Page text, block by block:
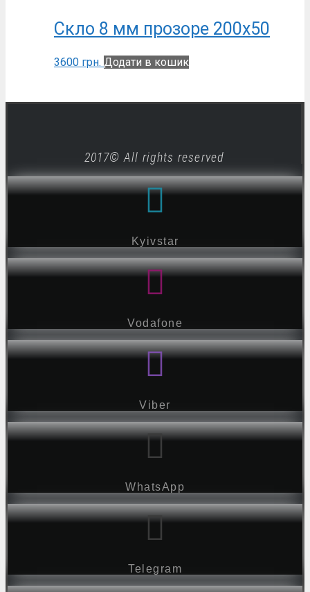
Скло 8 мм прозоре 200х50
3600 грн. Додати в кошик
2017© All rights reserved
Kyivstar
Vodafone
Viber
WhatsApp
Telegram